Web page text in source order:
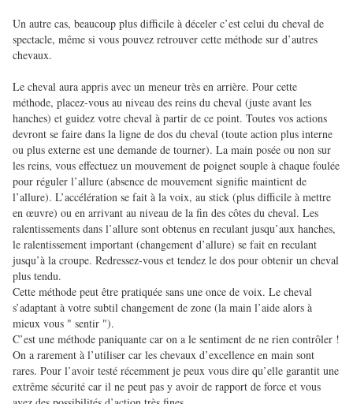
Un autre cas, beaucoup plus difficile à déceler c’est celui du cheval de
spectacle, même si vous pouvez retrouver cette méthode sur d’autres
chevaux.
Le cheval aura appris avec un meneur très en arrière. Pour cette
méthode, placez-vous au niveau des reins du cheval (juste avant les
hanches) et guidez votre cheval à partir de ce point. Toutes vos actions
devront se faire dans la ligne de dos du cheval (toute action plus interne
ou plus externe est une demande de tourner). La main posée ou non sur
les reins, vous effectuez un mouvement de poignet souple à chaque foulée
pour réguler l’allure (absence de mouvement signifie maintient de
l’allure). L’accélération se fait à la voix, au stick (plus difficile à mettre
en œuvre) ou en arrivant au niveau de la fin des côtes du cheval. Les
ralentissements dans l’allure sont obtenus en reculant jusqu’aux hanches,
le ralentissement important (changement d’allure) se fait en reculant
jusqu’à la croupe. Redressez-vous et tendez le dos pour obtenir un cheval
plus tendu.
Cette méthode peut être pratiquée sans une once de voix. Le cheval
s’adaptant à votre subtil changement de zone (la main l’aide alors à
mieux vous " sentir ").
C’est une méthode paniquante car on a le sentiment de ne rien contrôler !
On a rarement à l’utiliser car les chevaux d’excellence en main sont
rares. Pour l’avoir testé récemment je peux vous dire qu’elle garantit une
extrême sécurité car il ne peut pas y avoir de rapport de force et vous